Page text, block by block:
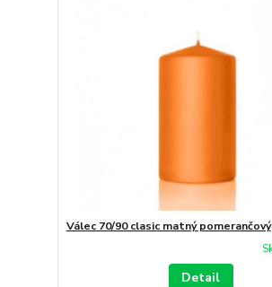
Válec 70/90 clasic matný pomerančový
Detail